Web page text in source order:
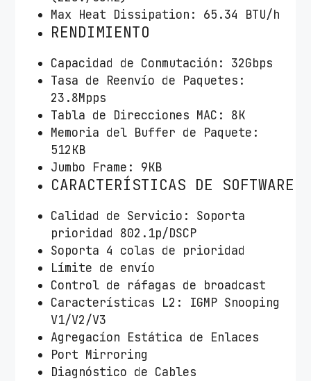
Max Heat Dissipation: 65.34 BTU/h
RENDIMIENTO
Capacidad de Conmutación: 32Gbps
Tasa de Reenvío de Paquetes:
23.8Mpps
Tabla de Direcciones MAC: 8K
Memoria del Buffer de Paquete:
512KB
Jumbo Frame: 9KB
CARACTERÍSTICAS DE SOFTWARE
Calidad de Servicio: Soporta
prioridad 802.1p/DSCP
Soporta 4 colas de prioridad
Límite de envío
Control de ráfagas de broadcast
Características L2: IGMP Snooping
V1/V2/V3
Agregacíon Estática de Enlaces
Port Mirroring
Diagnóstico de Cables